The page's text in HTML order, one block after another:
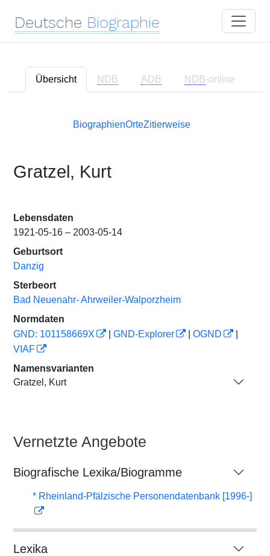
Deutsche Biographie
Übersicht NDB ADB NDB-online
BiographienOrteZitierweise
Gratzel, Kurt
Lebensdaten
1921-05-16 – 2003-05-14
Geburtsort
Danzig
Sterbeort
Bad Neuenahr- Ahrweiler-Walporzheim
Normdaten
GND: 101158669X
GND-Explorer OGND
VIAF
Namensvarianten
Gratzel, Kurt
Vernetzte Angebote
Biografische Lexika/Biogramme
* Rheinland-Pfälzische Personendatenbank [1996-]
Lexika